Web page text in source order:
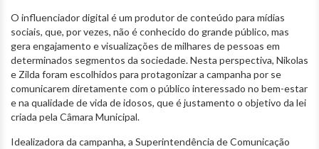
O influenciador digital é um produtor de conteúdo para mídias
sociais, que, por vezes, não é conhecido do grande público, mas
gera engajamento e visualizações de milhares de pessoas em
determinados segmentos da sociedade. Nesta perspectiva, Nikolas
e Zilda foram escolhidos para protagonizar a campanha por se
comunicarem diretamente com o público interessado no bem-estar
e na qualidade de vida de idosos, que é justamento o objetivo da lei
criada pela Câmara Municipal.
Idealizadora da campanha, a Superintendência de Comunicação